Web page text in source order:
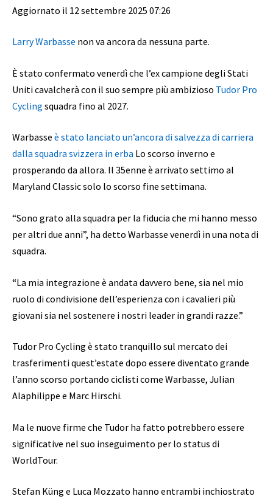
Aggiornato il 12 settembre 2025 07:26
Larry Warbasse non va ancora da nessuna parte.
È stato confermato venerdì che l’ex campione degli Stati
Uniti cavalcherà con il suo sempre più ambizioso Tudor Pro
Cycling squadra fino al 2027.
Warbasse è stato lanciato un’ancora di salvezza di carriera
dalla squadra svizzera in erba Lo scorso inverno e
prosperando da allora. Il 35enne è arrivato settimo al
Maryland Classic solo lo scorso fine settimana.
“Sono grato alla squadra per la fiducia che mi hanno messo
per altri due anni”, ha detto Warbasse venerdì in una nota di
squadra.
“La mia integrazione è andata davvero bene, sia nel mio
ruolo di condivisione dell’esperienza con i cavalieri più
giovani sia nel sostenere i nostri leader in grandi razze.”
Tudor Pro Cycling è stato tranquillo sul mercato dei
trasferimenti quest’estate dopo essere diventato grande
l’anno scorso portando ciclisti come Warbasse, Julian
Alaphilippe e Marc Hirschi.
Ma le nuove firme che Tudor ha fatto potrebbero essere
significative nel suo inseguimento per lo status di
WorldTour.
Stefan Küng e Luca Mozzato hanno entrambi inchiostrato